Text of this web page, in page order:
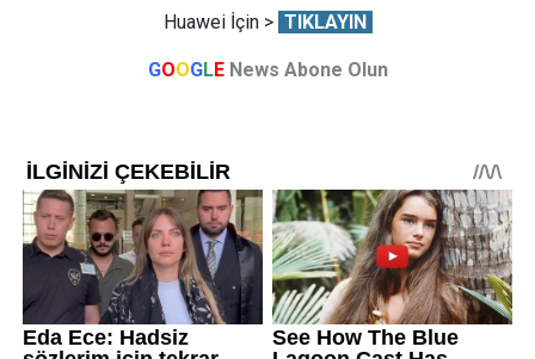
Huawei İçin > TIKLAYIN
GOOGLE News Abone Olun